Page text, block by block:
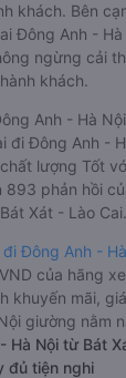
khách. Bên
Đông Anh -
ngừng cải
khách.
Anh - Hà
đi Đông Anh -
lượng Tốt
phản hồi
Xát - Lào Cai.
Đông Anh -
của hãng
khuyến mãi,
giường nằm
Hà Nội từ Bát
đủ tiện nghi